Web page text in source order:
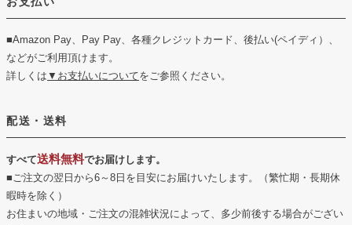
■Amazon Pay、Pay Pay、各種クレジットカード、後払い(ペイディ）、
などがご利用頂けます。
詳しくは ▼お支払いについてをご参照ください。
配送・送料
すべて送料無料でお届けします。
■ご注文の翌日から6～8日を目安にお届けいたします。（繁忙期・長期休
暇時を除く）
お住まいの地域・ご注文の混雑状況によって、多少前後する場合がござい